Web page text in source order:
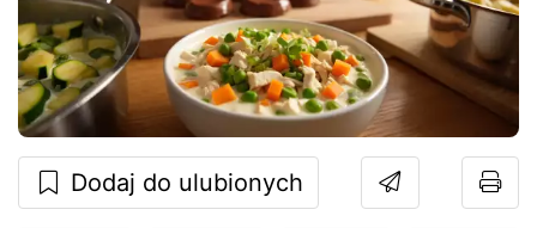
Dodaj do ulubionych